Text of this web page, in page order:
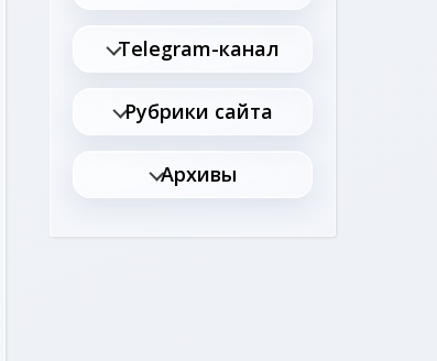
Telegram-канал
Рубрики сайта
Архивы